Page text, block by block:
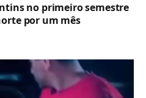
no primeiro semestre
por um mês